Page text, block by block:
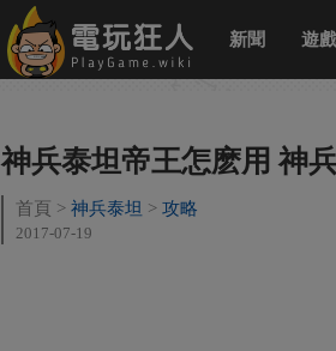
新聞 遊
神兵泰坦帝王怎麽用 神
首頁 神兵泰坦 攻略
2017-07-19